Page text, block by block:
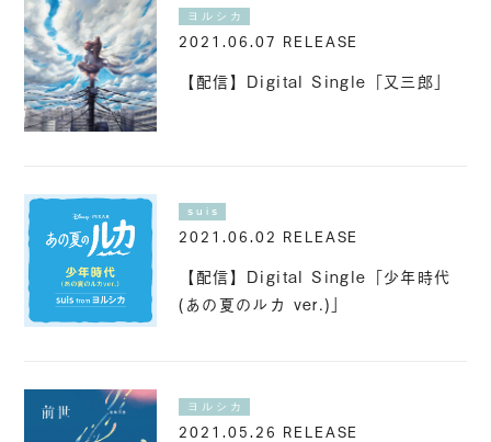
ヨルシカ
2021.06.07 RELEASE
【配信】Digital Single「又三郎」
suis
2021.06.02 RELEASE
【配信】Digital Single「少年時代
(あの夏のルカ ver.)」
ヨルシカ
2021.05.26 RELEASE